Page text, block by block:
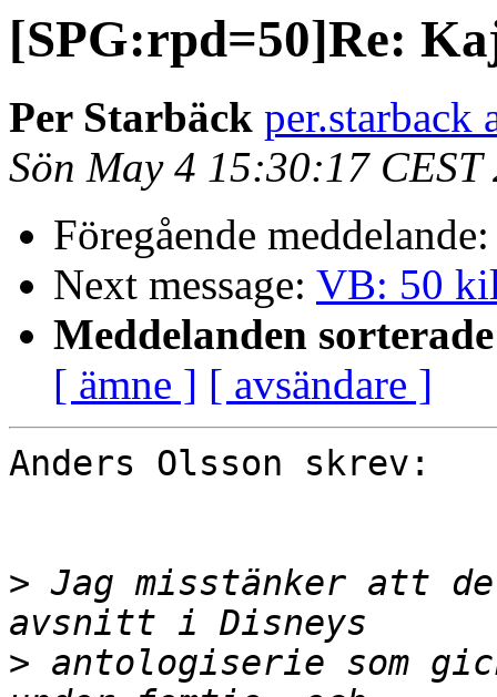
[SPG:rpd=50]Re:
Per Starbäck per.starback
Sön May 4 15:30:17 CEST
Föregående
Next message: VB: 50
Meddelanden
[ ämne ] [ avsändare ]
Anders Olsson skrev:
> Jag misstänker att
> antologiserie som